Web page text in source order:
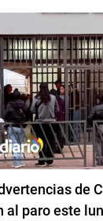
de
al paro este